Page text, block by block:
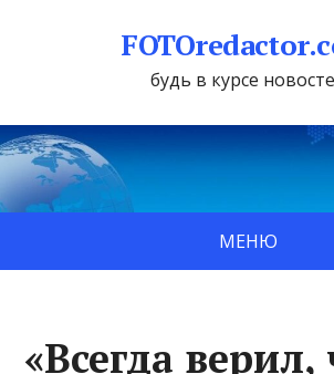
будь в курсе
МЕНЮ
«Всегда верил,